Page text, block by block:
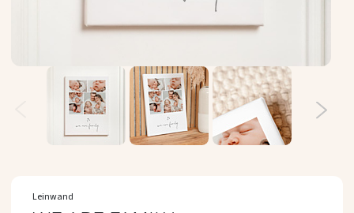
AnfangLeinwand